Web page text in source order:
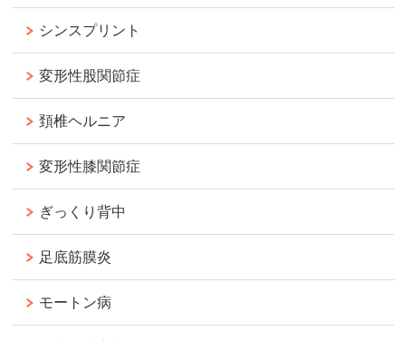
シンスプリント
変形性股関節症
頚椎ヘルニア
変形性膝関節症
ぎっくり背中
足底筋膜炎
モートン病